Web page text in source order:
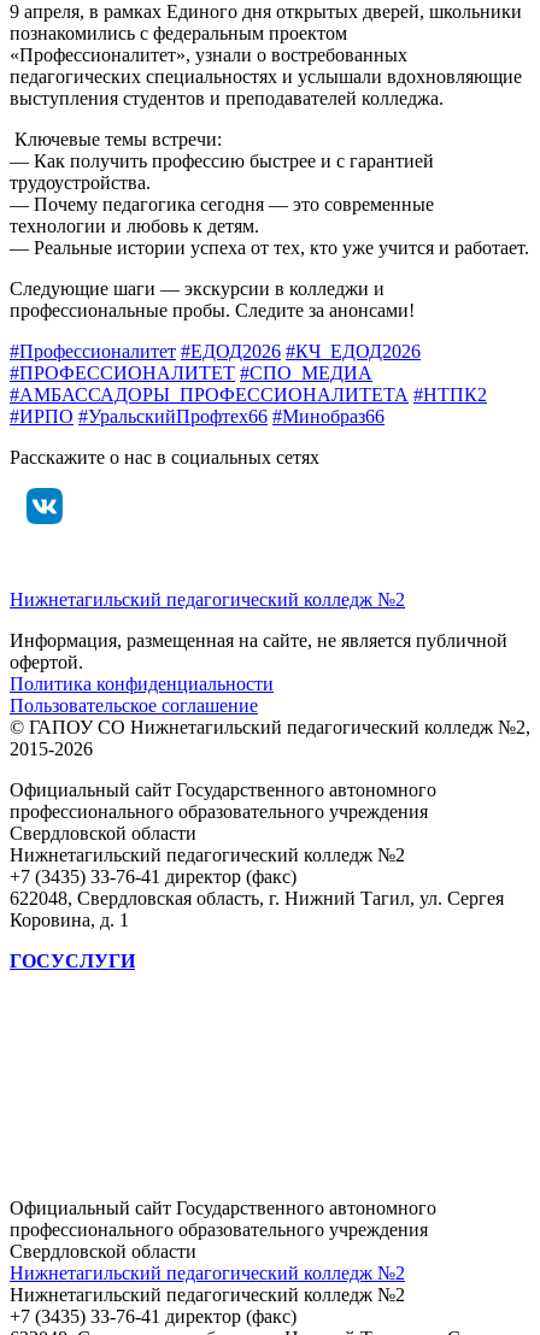
9 апреля, в рамках Единого дня открытых дверей, школьники
познакомились с федеральным проектом
«Профессионалитет», узнали о востребованных
педагогических специальностях и услышали вдохновляющие
выступления студентов и преподавателей колледжа.
Ключевые темы встречи:
— Как получить профессию быстрее и с гарантией
трудоустройства.
— Почему педагогика сегодня — это современные
технологии и любовь к детям.
— Реальные истории успеха от тех, кто уже учится и работает.
Следующие шаги — экскурсии в колледжи и
профессиональные пробы. Следите за анонсами!
#Профессионалитет #ЕДОД2026 #КЧ_ЕДОД2026
#ПРОФЕССИОНАЛИТЕТ #СПО_МЕДИА
#АМБАССАДОРЫ_ПРОФЕССИОНАЛИТЕТА #НТПК2
#ИРПО #УральскийПрофтех66 #Минобраз66
Расскажите о нас в социальных сетях
Нижнетагильский педагогический колледж №2
Информация, размещенная на сайте, не является публичной
офертой.
Политика конфиденциальности
Пользовательское соглашение
© ГАПОУ СО Нижнетагильский педагогический колледж №2,
2015-2026
Официальный сайт Государственного автономного
профессионального образовательного учреждения
Свердловской области
Нижнетагильский педагогический колледж №2
+7 (3435) 33-76-41 директор (факс)
622048, Свердловская область, г. Нижний Тагил, ул. Сергея
Коровина, д. 1
ГОСУСЛУГИ
Официальный сайт Государственного автономного
профессионального образовательного учреждения
Свердловской области
Нижнетагильский педагогический колледж №2
Нижнетагильский педагогический колледж №2
+7 (3435) 33-76-41 директор (факс)